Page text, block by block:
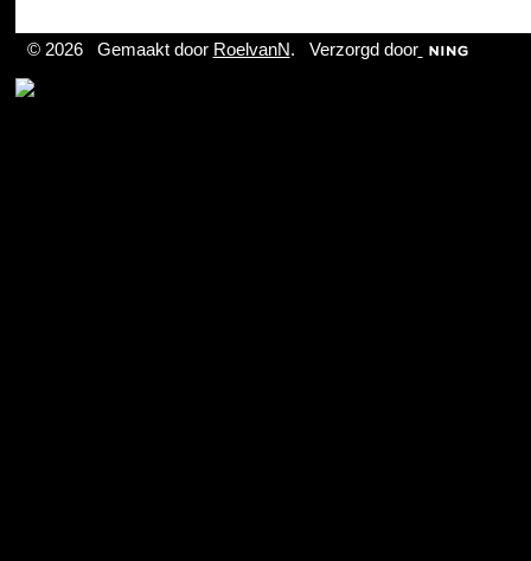
© 2026 Gemaakt door RoelvanN. Verzorgd door